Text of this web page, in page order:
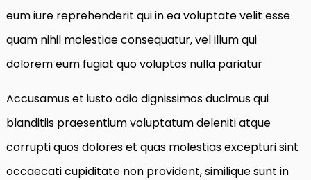
eum iure reprehenderit qui in ea voluptate velit esse
quam nihil molestiae consequatur, vel illum qui
dolorem eum fugiat quo voluptas nulla pariatur
Accusamus et iusto odio dignissimos ducimus qui
blanditiis praesentium voluptatum deleniti atque
corrupti quos dolores et quas molestias excepturi sint
occaecati cupiditate non provident, similique sunt in